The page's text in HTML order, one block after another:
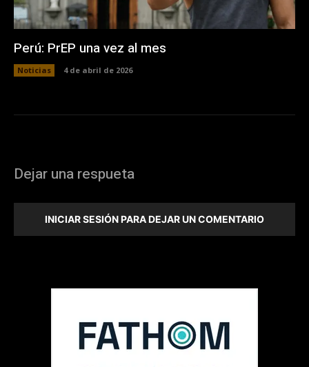
Perú: PrEP una vez al mes
Noticias 4 de abril de 2026
Dejar una respueta
INICIAR SESIÓN PARA DEJAR UN COMENTARIO